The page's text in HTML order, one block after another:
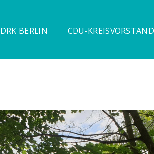
DRK BERLIN CDU-KREISVORSTAND